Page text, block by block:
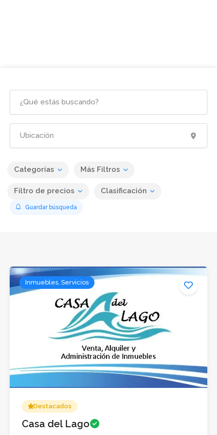
Categorías Más Filtros
Filtro de precios Clasificación
Guardar búsqueda
Inmuebles, Servicios
Destacados
Casa del Lago